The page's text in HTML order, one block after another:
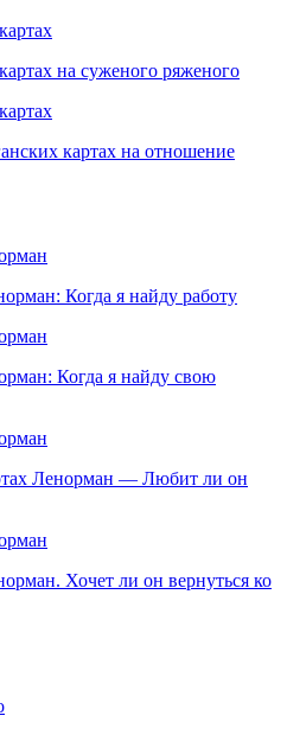
на суженого ряженого
картах на отношение
Когда я найду работу
Когда я найду свою
Ленорман — Любит ли он
Хочет ли он вернуться ко